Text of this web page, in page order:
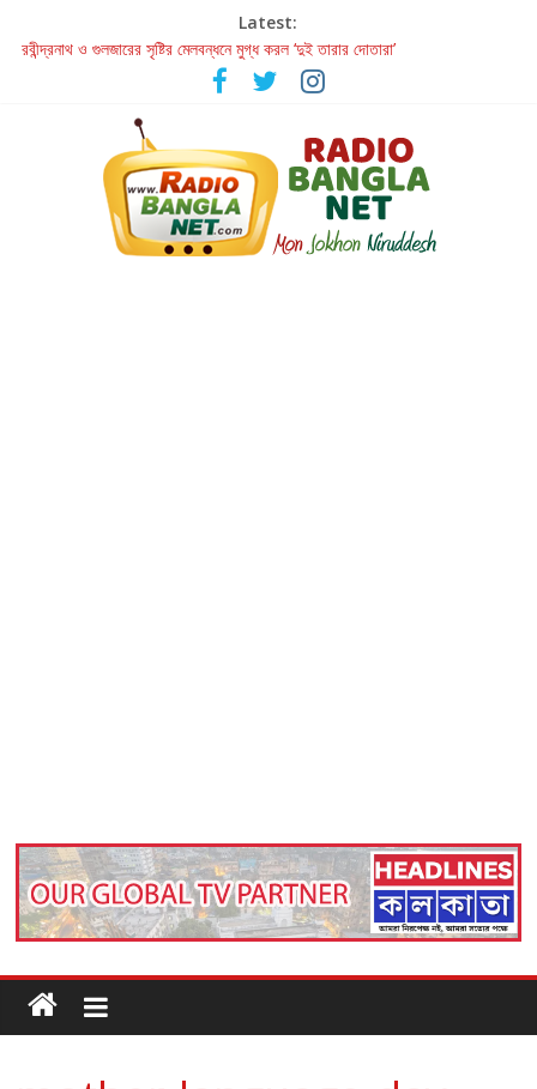
Latest:
রবীন্দ্রনাথ ও গুলজারের সৃষ্টির মেলবন্ধনে মুগ্ধ করল ‘দুই তারার দোতারা’
কলের গান থেকে রীলস্ — বাঙালির গান শোনার বিবর্তনের গল্প
জগন্নাথমঙ্গলম্ — বাংলায় প্রথমবার মঞ্চে এবার রথযাত্রার উদযাপন
Retribution: A Thought-Provoking Short Film That Challenges
Our Understanding of Justice
হাওয়া বদলের টলিউডে ‘তুমি এলে তাই’